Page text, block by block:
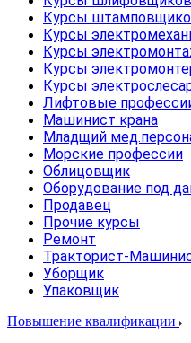
Курсы
Курсы
Курсы
Курсы
Курсы
Лифтовые
Машинист крана
Младщий
Морские профессии
Облицовщик
Оборудование под
Продавец
Прочие курсы
Ремонт
Тракторист-
Уборщик
Упаковщик
Повышение квалификации